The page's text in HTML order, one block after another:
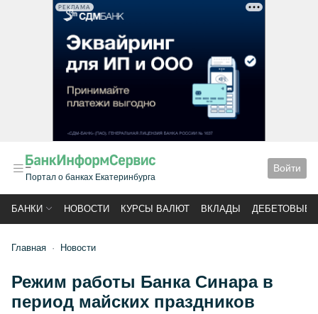
РЕКЛАМА
Портал о банках Екатеринбурга
Войти
БАНКИ НОВОСТИ КУРСЫ ВАЛЮТ ВКЛАДЫ ДЕБЕТОВЫЕ
Главная Новости
Режим работы Банка Синара в
период майских праздников